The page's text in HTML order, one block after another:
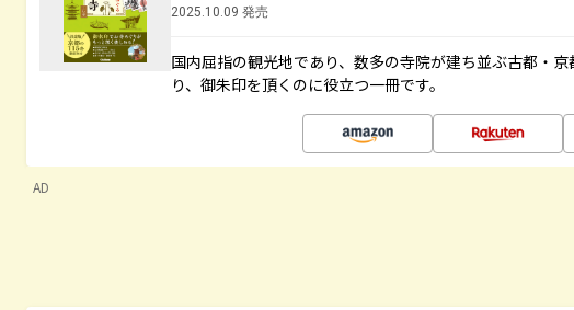
2025.10.09 発売
国内屈指の観光地であり、数多の寺院が建ち並ぶ古都・
り、御朱印を頂くのに役立つ一冊です。
AD